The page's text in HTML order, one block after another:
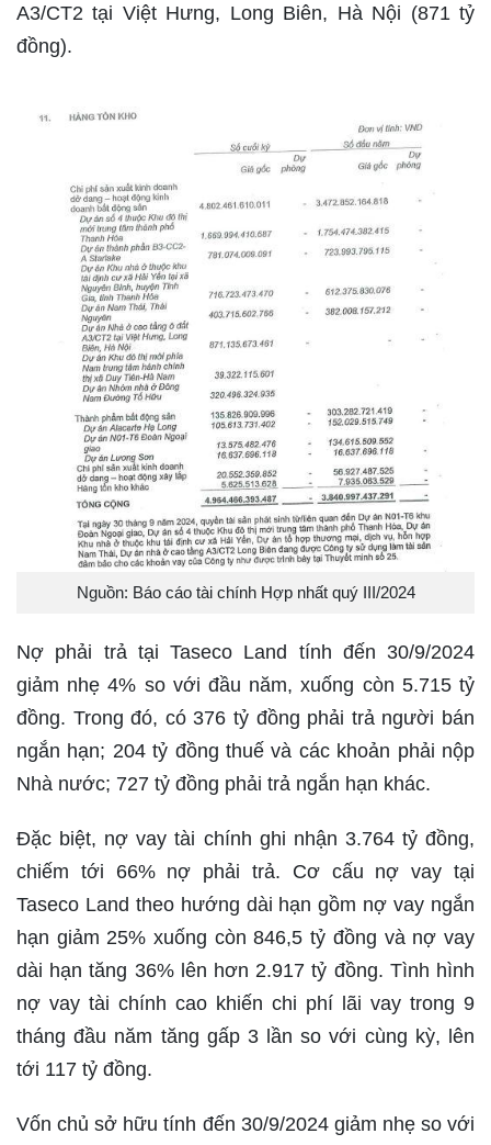
A3/CT2 tại Việt Hưng, Long Biên, Hà Nội (871 tỷ
đồng).
Nguồn: Báo cáo tài chính Hợp nhất quý III/2024
Nợ phải trả tại Taseco Land tính đến 30/9/2024
giảm nhẹ 4% so với đầu năm, xuống còn 5.715 tỷ
đồng. Trong đó, có 376 tỷ đồng phải trả người bán
ngắn hạn; 204 tỷ đồng thuế và các khoản phải nộp
Nhà nước; 727 tỷ đồng phải trả ngắn hạn khác.
Đặc biệt, nợ vay tài chính ghi nhận 3.764 tỷ đồng,
chiếm tới 66% nợ phải trả. Cơ cấu nợ vay tại
Taseco Land theo hướng dài hạn gồm nợ vay ngắn
hạn giảm 25% xuống còn 846,5 tỷ đồng và nợ vay
dài hạn tăng 36% lên hơn 2.917 tỷ đồng. Tình hình
nợ vay tài chính cao khiến chi phí lãi vay trong 9
tháng đầu năm tăng gấp 3 lần so với cùng kỳ, lên
tới 117 tỷ đồng.
Vốn chủ sở hữu tính đến 30/9/2024 giảm nhẹ so với